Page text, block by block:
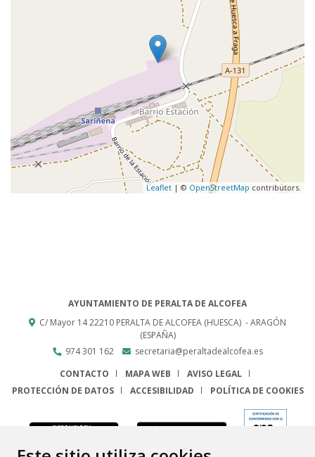
Leaflet | © OpenStreetMap contributors.
AYUNTAMIENTO DE PERALTA DE ALCOFEA
C/ Mayor 1422210 PERALTA DE ALCOFEA (HUESCA) - ARAGÓN
(ESPAÑA)
974 301 162
secretaria@peraltadealcofea.es
CONTACTO
MAPA WEB
AVISO LEGAL
PROTECCIÓN DE DATOS
ACCESIBILIDAD POLÍTICA DE COOKIES